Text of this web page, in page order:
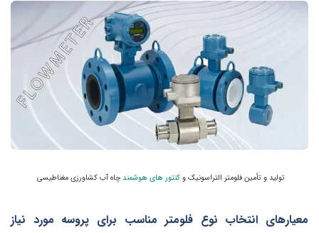
تولید و تأمین فلومتر التراسونیک وکنتور های هوشمند چاه آب کشاورزی مغناطیسی
معیارهای انتخاب نوع فلومتر مناسب برای پروسه مورد نیاز